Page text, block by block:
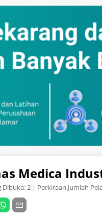
Medica
Dibuka:2 | Perkiraan Jumlah